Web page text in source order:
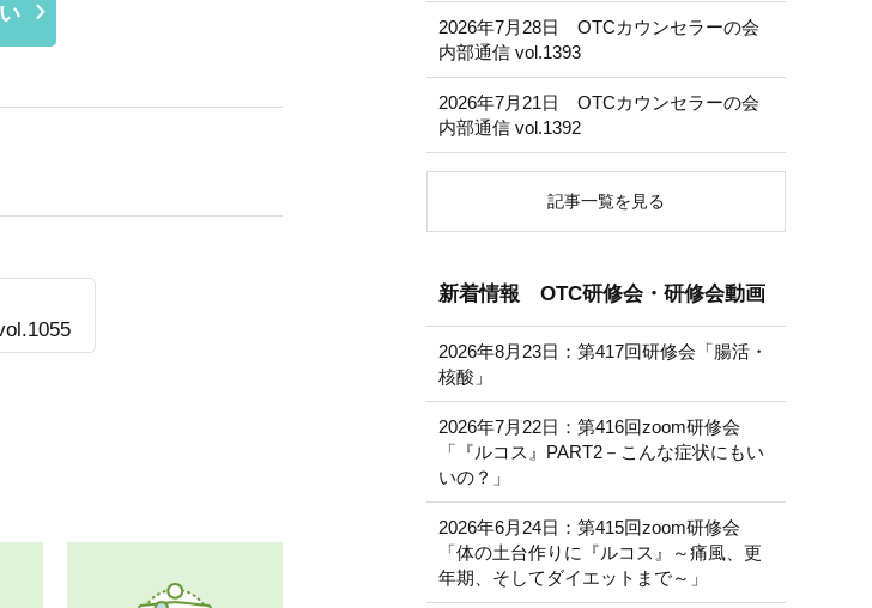
2026年7月28日 OTCカウンセラーの会
内部通信 vol.1393
2026年7月21日 OTCカウンセラーの会
内部通信 vol.1392
記事一覧を見る
新着情報 OTC研修会・研修会動画
2026年8月23日：第417回研修会「腸活・
核酸」
2026年7月22日：第416回zoom研修会
「『ルコス』PART2－こんな症状にもい
いの？」
2026年6月24日：第415回zoom研修会
「体の土台作りに『ルコス』～痛風、更
年期、そしてダイエットまで～」